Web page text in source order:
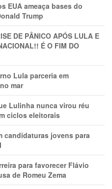
EUA ameaça bases do
Trump
DE PÂNlCO APÓS LULA E
É O FIM DO
Lula parceria em
mar
Lulinha nunca virou réu
ciclos eleitorais
candidaturas jovens para
para favorecer Flávio
de Romeu Zema